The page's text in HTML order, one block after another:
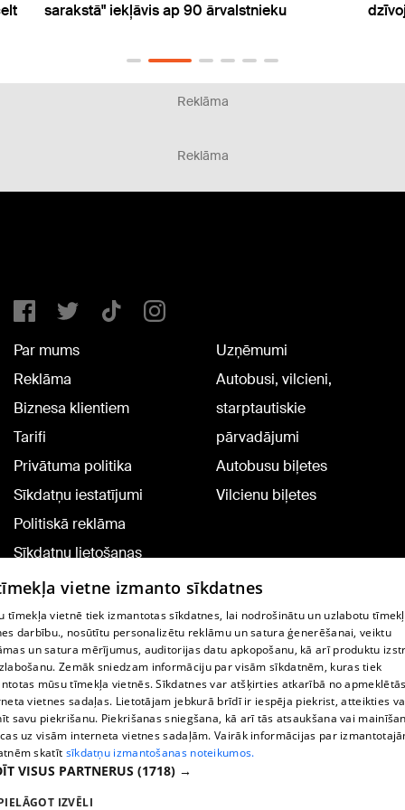
dzīvojamās telpas īres izdevumu kompensāciju
Reklāma
Reklāma
Par mums
Reklāma
Biznesa klientiem
Tarifi
Privātuma politika
Sīkdatņu iestatījumi
Politiskā reklāma
Sīkdatņu lietošanas
noteikumi
Komentāru pievienošana
Uzņēmumi
Autobusi, vilcieni,
starptautiskie
pārvadājumi
Autobusu biļetes
Vilcienu biļetes
TV programma
Līguma noteikumi
360 Ziņu kontakti
Helio Media
Portāla palīdzības dienests: e-pasts -
vietne izmanto sīkdatnes
tīmekļa vietnē tiek izmantotas sīkdatnes, lai nodrošinātu un uzlabotu
darbību., nosūtītu personalizētu reklāmu un satura ģenerēšanai, veiktu
un satura mērījumus, auditorijas datu apkopošanu, kā arī produktu
Zemāk sniedzam informāciju par visām sīkdatnēm, kuras tiek
mūsu tīmekļa vietnēs. Sīkdatnes var atšķirties atkarībā no
vietnes sadaļas. Lietotājam jebkurā brīdī ir iespēja piekrist, atteikties
savu piekrišanu. Piekrišanas sniegšana, kā arī tās atsaukšana vai
uz visām interneta vietnes sadaļām. Vairāk informācijas par
skatīt sīkdatņu izmantošanas noteikumos.
VISUS PARTNERUS (1718) →
IZVĒLI